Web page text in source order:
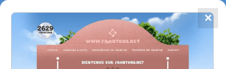
4867
frontons
✕